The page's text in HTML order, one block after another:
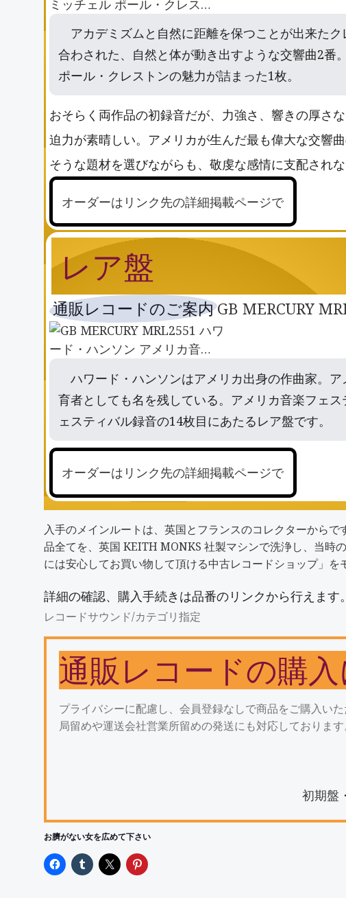
アカデミズムと自然に距離を保つことが出来た
合わされた、自然と体が動き出すような交響曲2番
ポール・クレストンの魅力が詰まった1枚。
おそらく両作品の初録音だが、力強さ、響きの厚さ
迫力が素晴しい。アメリカが生んだ最も偉大な交響
そうな題材を選びながらも、敬虔な感情に支配され
オーダーはリンク先の詳細掲載ページで
レア盤
通販レコードのご案内GB MERCURY
ハワード・ハンソンはアメリカ出身の作曲家。
育者としても名を残している。アメリカ音楽フェ
ェスティバル録音の14枚目にあたるレア盤です。
オーダーはリンク先の詳細掲載ページで
入手のメインルートは、英国とフランスのコレクターから
品全てを、英国 KEITH MONKS 社製マシンで洗浄し、当時
には安心してお買い物して頂ける中古レコードショップ」を
詳細の確認、購入手続きは品番のリンクから行えま
レコードサウンド/カテゴリ指定
通販レコードの購
プライバシーに配慮し、会員登録なしで商品をご購入い
局留めや運送会社営業所留めの発送にも対応しております
初期盤
お臍がない女を広めて下さい